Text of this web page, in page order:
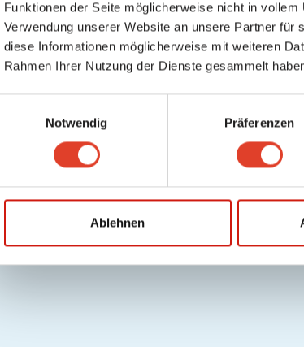
Funktionen der Seite möglicherweise nicht in
Verwendung unserer Website an unsere Partner
diese Informationen möglicherweise mit weiteren
Rahmen Ihrer Nutzung der Dienste gesammelt
Notwendig Präferenzen
Ablehnen